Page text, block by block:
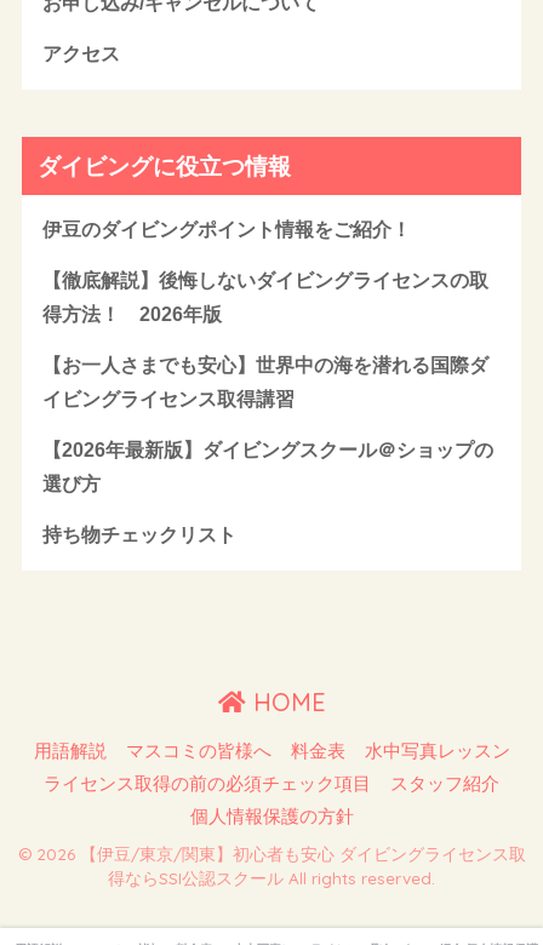
アクセス
ダイビングに役立つ情報
伊豆のダイビングポイント情報をご紹介！
【徹底解説】後悔しないダイビングライセンスの取
得方法！ 2026年版
【お一人さまでも安心】世界中の海を潜れる国際ダ
イビングライセンス取得講習
【2026年最新版】ダイビングスクール＠ショップの
選び方
持ち物チェックリスト
HOME
用語解説 マスコミの皆様へ 料金表
水中写真レッスン
ライセンス取得の前の必須チェック項目
スタッフ紹介
個人情報保護の方針
© 2026 【伊豆/東京/関東】初心者も安心 ダイビングライセンス取
得ならSSI公認スクール All rights reserved.